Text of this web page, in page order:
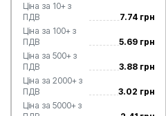
Ціна за 10+ з
ПДВ
7.74 грн
Ціна за 100+ з
ПДВ
5.69 грн
Ціна за 500+ з
ПДВ
3.88 грн
Ціна за 2000+ з
ПДВ
3.02 грн
Ціна за 5000+ з